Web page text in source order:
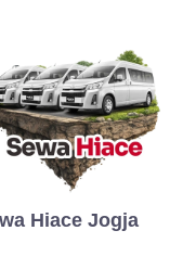
Hiace Jogja